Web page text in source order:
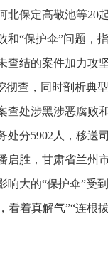
北保定高敬池等20
和“保护伞”问题，
查结的案件加力攻
彻查，同时剖析典
查处涉黑涉恶腐败
处分5902人，移送
启胜，甘肃省兰州
响大的“保护伞”受
看着真解气”“连根